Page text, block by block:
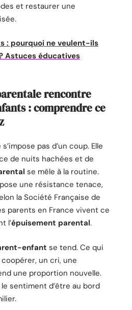
et restaurer une
: pourquoi ne veulent-ils
Astuces éducatives
rencontre
: comprendre ce
s’impose pas d’un coup. Elle
de nuits hachées et de
se mêle à la routine.
une résistance tenace,
la Société Française de
parents en France vivent ce
l’épuisement parental.
enfant se tend. Ce qui
un cri, une
une proportion nouvelle.
sentiment d’être au bord